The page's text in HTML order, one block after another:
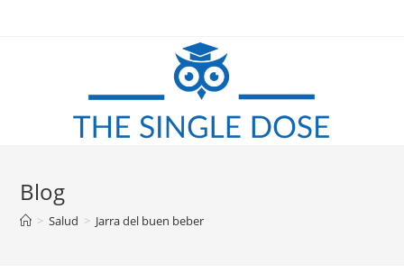
Blog
> Salud > Jarra del buen beber